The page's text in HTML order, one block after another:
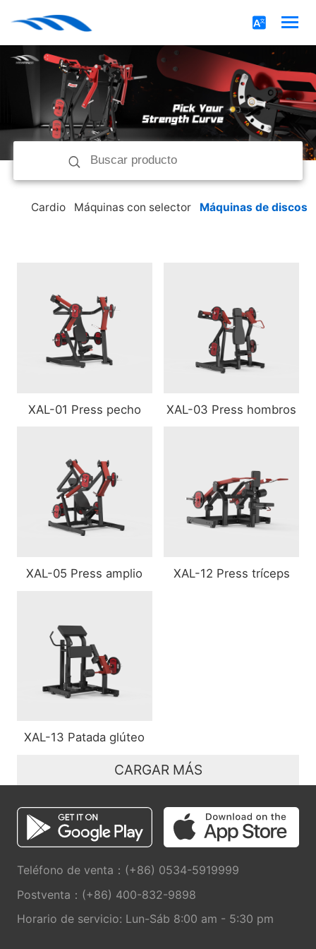
Cardio Máquinas con selector Máquinas de discos
XAL-01 Press pecho XAL-03 Press hombros
XAL-05 Press amplio XAL-12 Press tríceps
XAL-13 Patada glúteo
CARGAR MÁS
Teléfono de venta：(+86) 0534-5919999
Postventa：(+86) 400-832-9898
Horario de servicio: Lun-Sáb 8:00 am - 5:30 pm